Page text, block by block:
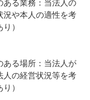
ある業務：当法人の
況や本人の適性を考
）
ある場所：当法人が
人の経営状況等を考
）